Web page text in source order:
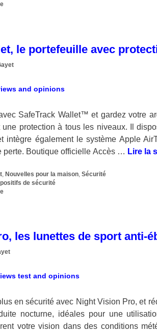
le portefeuille avec
SafeTrack Wallet™ et gardez votre
une protection à tous les niveaux. Il
intègre également le système Apple
perte. Boutique officielle Accès … Lire la
,Nouvelles pour la maison ,Sécurité
de sécurité
les lunettes de sport anti-
en sécurité avec Night Vision Pro, et
nocturne, idéales pour une
votre vision dans des conditions